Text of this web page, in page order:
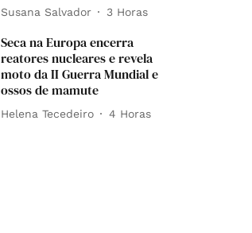
Susana Salvador 3 Horas
Seca na Europa encerra
reatores nucleares e revela
moto da II Guerra Mundial e
ossos de mamute
Helena Tecedeiro 4 Horas